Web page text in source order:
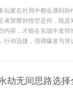
玩家在对局中都会遇到
者荣耀孙悟空是何，既
内容，才能在实战中发
行动迅捷，强调爆发与
劫无间思路选